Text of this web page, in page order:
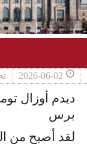
2026-06-02
ديدم أوزال
برس
لقد أصبح من